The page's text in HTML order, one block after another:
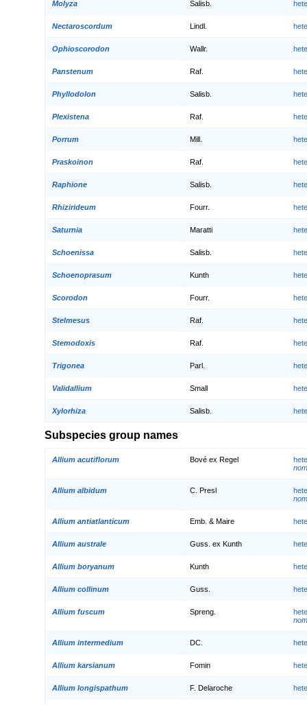
Molyza Salisb.
Nectaroscordum Lindl.
Ophioscorodon Wallr.
Panstenum Raf.
Phyllodolon Salisb.
Plexistena Raf.
Porrum Mill.
Praskoinon Raf.
Raphione Salisb.
Rhizirideum Fourr.
Saturnia Maratti
Schoenissa Salisb.
Schoenoprasum Kunth
Scorodon Fourr.
Stelmesus Raf.
Stemodoxis Raf.
Trigonea Parl.
Validallium Small
Xylorhiza Salisb.
Subspecies group names
Allium acutiflorum Bové ex Regel
Allium albidum C. Presl
Allium antiatlanticum Emb. & Maire
Allium australe Guss. ex Kunth
Allium boryanum Kunth
Allium collinum Guss.
Allium fuscum Spreng.
Allium intermedium DC.
Allium karsianum Fomin
Allium longispathum F. Delaroche